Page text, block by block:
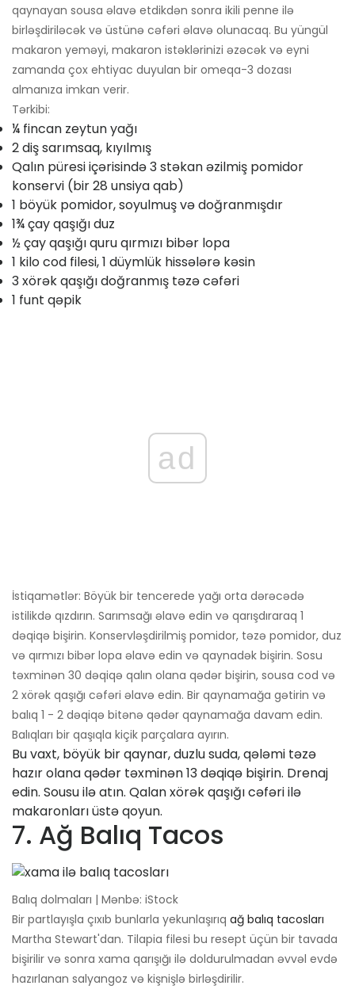
qaynayan sousa əlavə etdikdən sonra ikili penne ilə
birləşdiriləcək və üstünə cəfəri əlavə olunacaq. Bu yüngül
makaron yeməyi, makaron istəklərinizi əzəcək və eyni
zamanda çox ehtiyac duyulan bir omeqa-3 dozası
almanıza imkan verir.
Tərkibi:
¼ fincan zeytun yağı
2 diş sarımsaq, kıyılmış
Qalın püresi içərisində 3 stəkan əzilmiş pomidor
konservi (bir 28 unsiya qab)
1 böyük pomidor, soyulmuş və doğranmışdır
1¾ çay qaşığı duz
½ çay qaşığı quru qırmızı bibər lopa
1 kilo cod filesi, 1 düymlük hissələrə kəsin
3 xörək qaşığı doğranmış təzə cəfəri
1 funt qəpik
ad
İstiqamətlər: Böyük bir tencerede yağı orta dərəcədə
istilikdə qızdırın. Sarımsağı əlavə edin və qarışdıraraq 1
dəqiqə bişirin. Konservləşdirilmiş pomidor, təzə pomidor, duz
və qırmızı bibər lopa əlavə edin və qaynadək bişirin. Sosu
təxminən 30 dəqiqə qalın olana qədər bişirin, sousa cod və
2 xörək qaşığı cəfəri əlavə edin. Bir qaynamağa gətirin və
balıq 1 - 2 dəqiqə bitənə qədər qaynamağa davam edin.
Balıqları bir qaşıqla kiçik parçalara ayırın.
Bu vaxt, böyük bir qaynar, duzlu suda, qələmi təzə
hazır olana qədər təxminən 13 dəqiqə bişirin. Drenaj
edin. Sousu ilə atın. Qalan xörək qaşığı cəfəri ilə
makaronları üstə qoyun.
7. Ağ Balıq Tacos
Balıq dolmaları | Mənbə: iStock
Bir partlayışla çıxıb bunlarla yekunlaşırıq ağ balıq tacosları
Martha Stewart'dan. Tilapia filesi bu resept üçün bir tavada
bişirilir və sonra xama qarışığı ilə doldurulmadan əvvəl evdə
hazırlanan salyangoz və kişnişlə birləşdirilir.